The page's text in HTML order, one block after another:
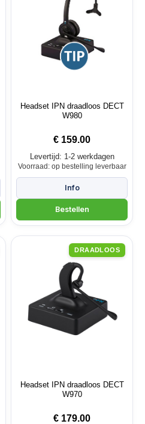
Headset IPN draadloos DECT
W980
€ 159.00
Levertijd: 1-2 werkdagen
Voorraad: op bestelling leverbaar
DRAADLOOS
Headset IPN draadloos DECT
W970
€ 179.00